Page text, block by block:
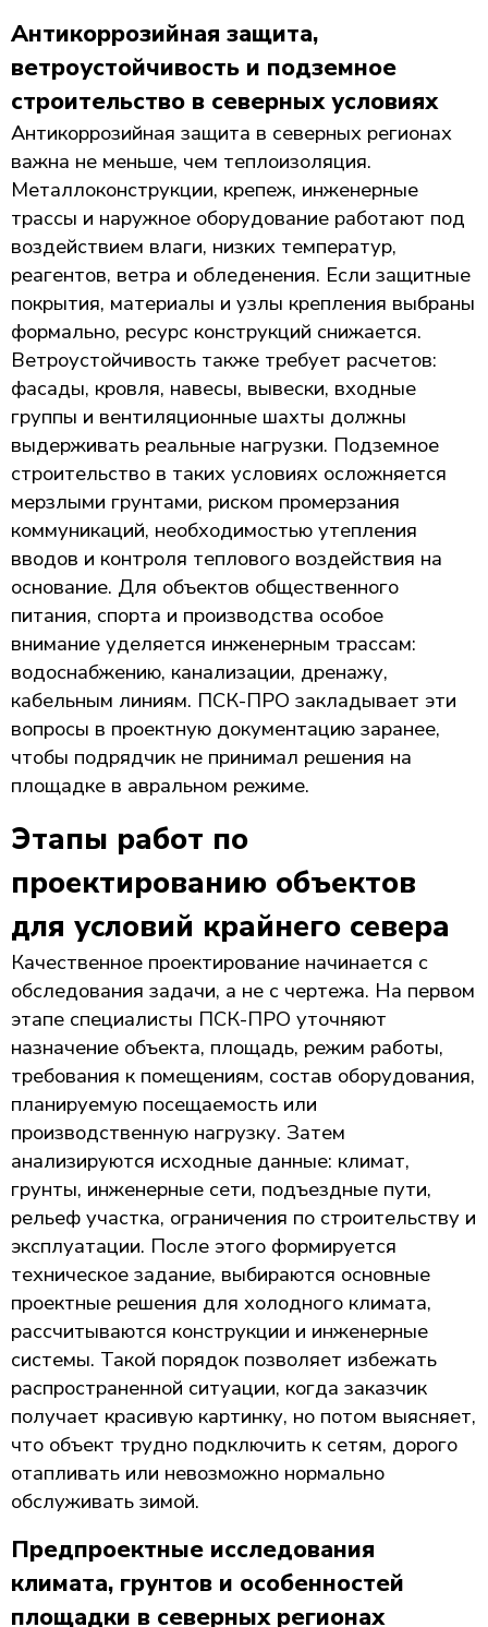
Антикоррозийная защита,
ветроустойчивость и подземное
строительство в северных условиях
Антикоррозийная защита в северных регионах
важна не меньше, чем теплоизоляция.
Металлоконструкции, крепеж, инженерные
трассы и наружное оборудование работают под
воздействием влаги, низких температур,
реагентов, ветра и обледенения. Если защитные
покрытия, материалы и узлы крепления выбраны
формально, ресурс конструкций снижается.
Ветроустойчивость также требует расчетов:
фасады, кровля, навесы, вывески, входные
группы и вентиляционные шахты должны
выдерживать реальные нагрузки. Подземное
строительство в таких условиях осложняется
мерзлыми грунтами, риском промерзания
коммуникаций, необходимостью утепления
вводов и контроля теплового воздействия на
основание. Для объектов общественного
питания, спорта и производства особое
внимание уделяется инженерным трассам:
водоснабжению, канализации, дренажу,
кабельным линиям. ПСК-ПРО закладывает эти
вопросы в проектную документацию заранее,
чтобы подрядчик не принимал решения на
площадке в авральном режиме.
Этапы работ по
проектированию объектов
для условий крайнего севера
Качественное проектирование начинается с
обследования задачи, а не с чертежа. На первом
этапе специалисты ПСК-ПРО уточняют
назначение объекта, площадь, режим работы,
требования к помещениям, состав оборудования,
планируемую посещаемость или
производственную нагрузку. Затем
анализируются исходные данные: климат,
грунты, инженерные сети, подъездные пути,
рельеф участка, ограничения по строительству и
эксплуатации. После этого формируется
техническое задание, выбираются основные
проектные решения для холодного климата,
рассчитываются конструкции и инженерные
системы. Такой порядок позволяет избежать
распространенной ситуации, когда заказчик
получает красивую картинку, но потом выясняет,
что объект трудно подключить к сетям, дорого
отапливать или невозможно нормально
обслуживать зимой.
Предпроектные исследования
климата, грунтов и особенностей
площадки в северных регионах